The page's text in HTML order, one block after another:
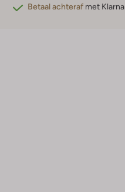
Betaal achteraf met Klarna